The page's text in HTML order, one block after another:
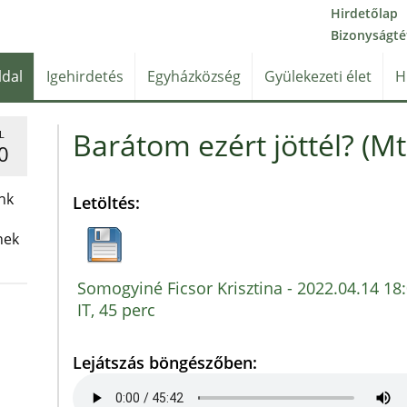
Hirdetőlap
Igehirdetés Egyházközség Gyülekezeti élet
Barátom ezért jöttél?
Letöltés:
Somogyiné Ficsor Krisztina - 2022.04.14
IT, 45 perc
Lejátszás böngészőben: